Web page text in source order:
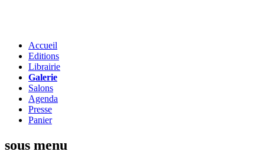
Accueil
Editions
Librairie
Galerie
Salons
Agenda
Presse
Panier
sous menu